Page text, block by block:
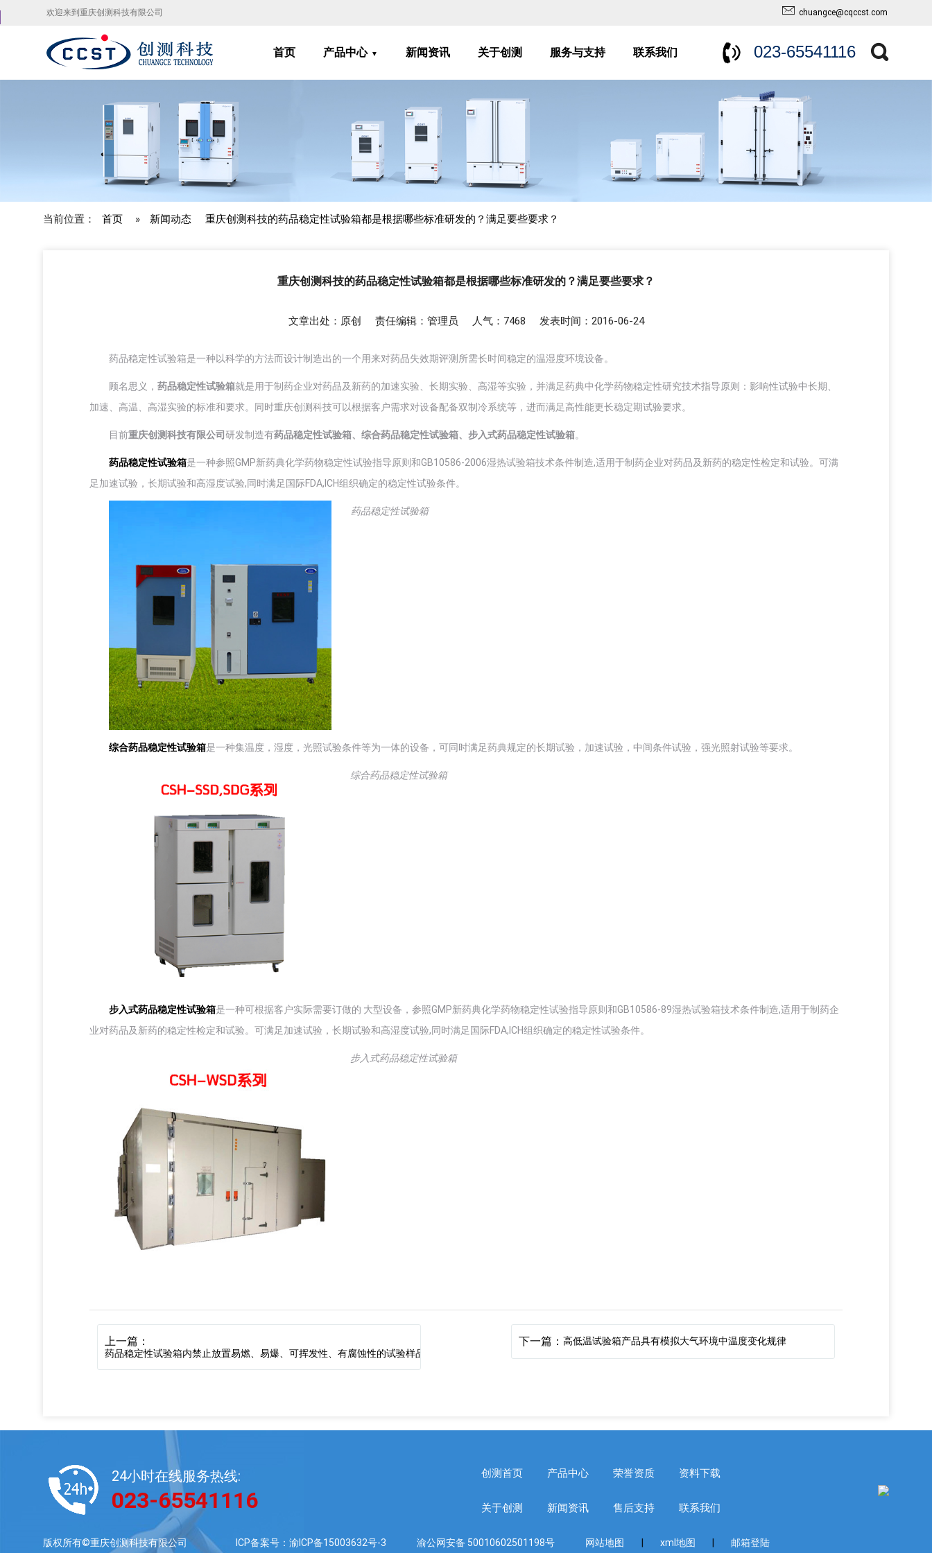
欢迎来到重庆创测科技有限公司 chuangce@cqccst.com
首页 产品中心 新闻资讯 关于创测 服务与支持 联系我们 023-65541116
当前位置： 首页 » 新闻动态 重庆创测科技的药品稳定性试验箱都是根据哪些标准研发的？满足要些要求？
重庆创测科技的药品稳定性试验箱都是根据哪些标准研发的？满足要些要求？
文章出处：原创 责任编辑：管理员 人气：7468 发表时间：2016-06-24
药品稳定性试验箱是一种以科学的方法而设计制造出的一个用来对药品失效期评测所需长时间稳定的温湿度环境设备。
顾名思义，药品稳定性试验箱就是用于制药企业对药品及新药的加速实验、长期实验、高湿等实验，并满足药典中化学药物稳定性研究技术指导原则：影响性试验中长期、
加速、高温、高湿实验的标准和要求。同时重庆创测科技可以根据客户需求对设备配备双制冷系统等，进而满足高性能更长稳定期试验要求。
目前重庆创测科技有限公司研发制造有药品稳定性试验箱、综合药品稳定性试验箱、步入式药品稳定性试验箱。
药品稳定性试验箱是一种参照GMP新药典化学药物稳定性试验指导原则和GB10586-2006湿热试验箱技术条件制造,适用于制药企业对药品及新药的稳定性检定和试验。可满
足加速试验，长期试验和高湿度试验,同时满足国际FDA,ICH组织确定的稳定性试验条件。
药品稳定性试验箱
综合药品稳定性试验箱是一种集温度，湿度，光照试验条件等为一体的设备，可同时满足药典规定的长期试验，加速试验，中间条件试验，强光照射试验等要求。
综合药品稳定性试验箱
步入式药品稳定性试验箱是一种可根据客户实际需要订做的 大型设备，参照GMP新药典化学药物稳定性试验指导原则和GB10586-89湿热试验箱技术条件制造,适用于制药企
业对药品及新药的稳定性检定和试验。可满足加速试验，长期试验和高湿度试验,同时满足国际FDA,ICH组织确定的稳定性试验条件。
步入式药品稳定性试验箱
上一篇：
药品稳定性试验箱内禁止放置易燃、易爆、可挥发性、有腐蚀性的试验样品
下一篇：高低温试验箱产品具有模拟大气环境中温度变化规律
24小时在线服务热线:
023-65541116
创测首页 产品中心
关于创测 新闻资讯
荣誉资质 资料下载
售后支持 联系我们
版权所有©重庆创测科技有限公司 ICP备案号：渝ICP备15003632号-3 渝公网安备 50010602501198号 网站地图 | xml地图 | 邮箱登陆